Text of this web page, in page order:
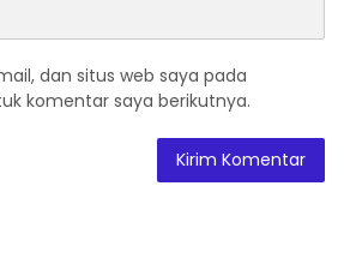
dan situs web saya pada
komentar saya berikutnya.